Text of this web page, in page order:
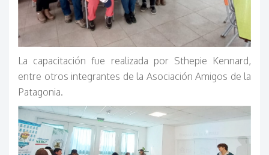
La capacitación fue realizada por Sthepie Kennard,
entre otros integrantes de la Asociación Amigos de la
Patagonia.